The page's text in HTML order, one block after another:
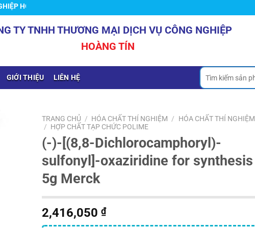
TÍN
TY TNHH THƯƠNG MẠI DỊCH VỤ CÔNG NGHIỆP
HOÀNG TÍN
GIỚI THIỆU LIÊN HỆ
Tìm
kiếm:
TRANG CHỦ / HÓA CHẤT THÍ NGHIỆM /
HÓA CHẤT THÍ NGHIỆM
/ HỢP CHẤT TẠP CHỨC POLIME
(-)-[(8,8-Dichlorocamphoryl)-
sulfonyl]-oxaziridine for synthesis
5g Merck
2,416,050₫